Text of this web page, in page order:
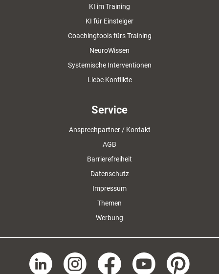
KI im Training
KI für Einsteiger
Coachingtools fürs Training
NeuroWissen
Systemische Interventionen
Liebe Konflikte
Service
Ansprechpartner / Kontakt
AGB
Barrierefreiheit
Datenschutz
Impressum
Themen
Werbung